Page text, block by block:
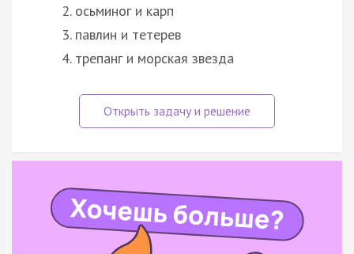
осьминог и карп
павлин и тетерев
трепанг и морская звезда